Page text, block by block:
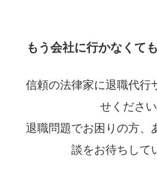
もう会社に行かなくて
信頼の法律家に退職代行
せください
退職問題でお困りの方、
談をお待ちして